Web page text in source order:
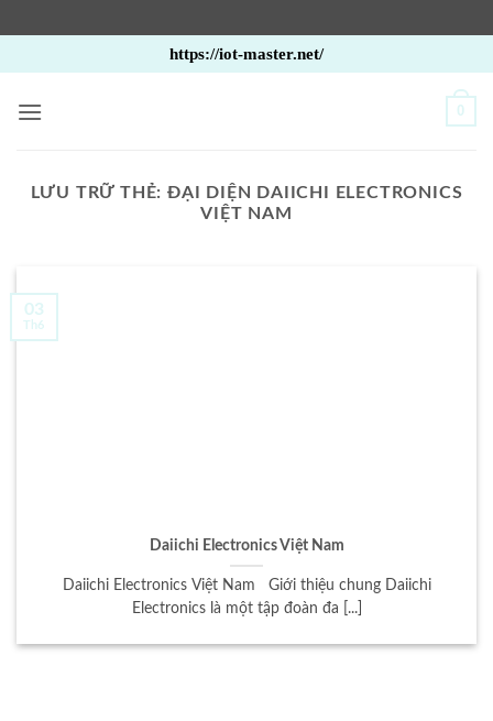
qua
nội
https://iot-master.net/
0
LƯU TRỮ THẺ: ĐẠI DIỆN DAIICHI ELECTRONICS
VIỆT NAM
Daiichi Electronics Việt Nam
Daiichi Electronics Việt Nam Giới thiệu chung Daiichi
Electronics là một tập đoàn đa [...]
03
Th6